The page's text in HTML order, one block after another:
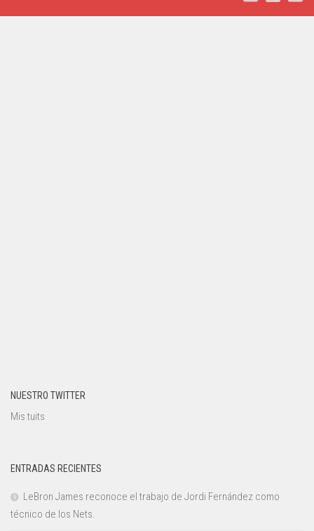
NUESTRO TWITTER
Mis tuits
ENTRADAS RECIENTES
LeBron James reconoce el trabajo de Jordi Fernández como
técnico de los Nets.